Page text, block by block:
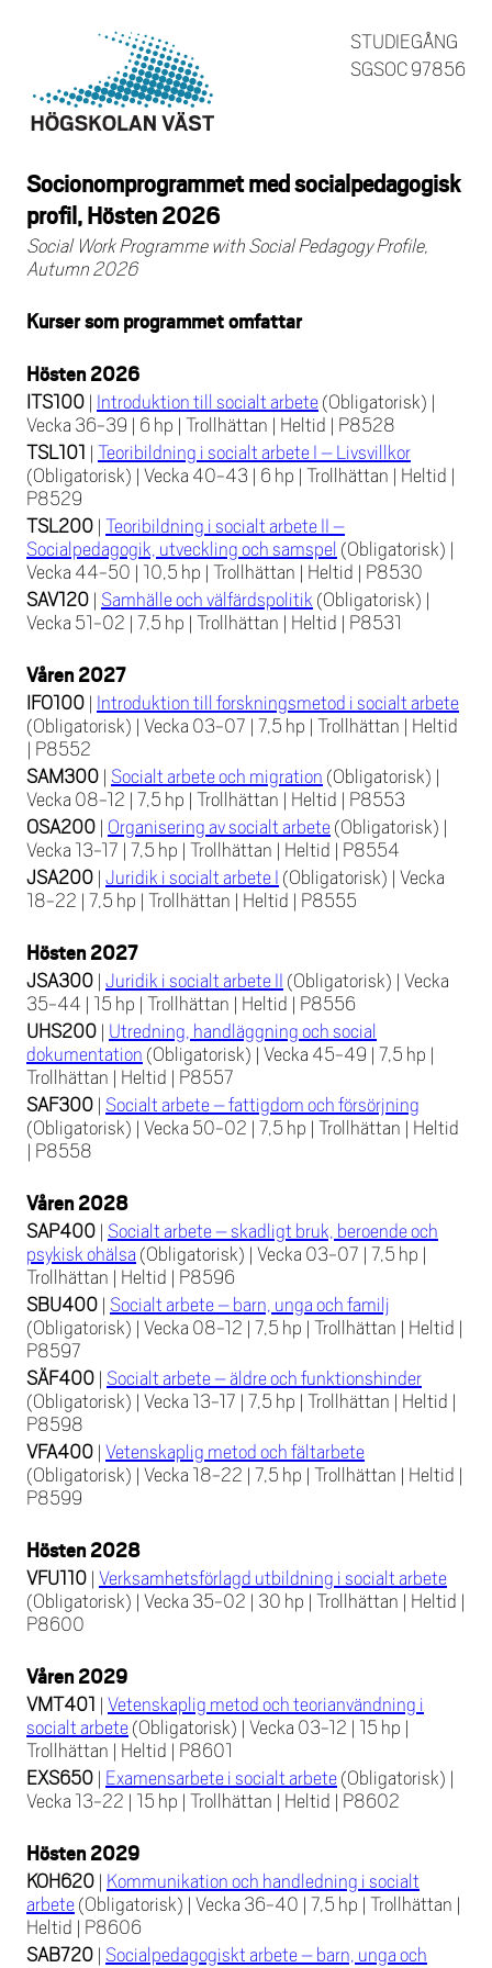
STUDIEGÅNG
SGSOC 97856
Socionomprogrammet med socialpedagogisk
profil, Hösten 2026
Social Work Programme with Social Pedagogy Profile,
Autumn 2026
Kurser som programmet omfattar
Hösten 2026
ITS100 | Introduktion till socialt arbete (Obligatorisk) |
Vecka 36-39 | 6 hp | Trollhättan | Heltid | P8528
TSL101 | Teoribildning i socialt arbete I – Livsvillkor
(Obligatorisk) | Vecka 40-43 | 6 hp | Trollhättan | Heltid |
P8529
TSL200 | Teoribildning i socialt arbete II –
Socialpedagogik, utveckling och samspel (Obligatorisk) |
Vecka 44-50 | 10,5 hp | Trollhättan | Heltid | P8530
SAV120 | Samhälle och välfärdspolitik (Obligatorisk) |
Vecka 51-02 | 7,5 hp | Trollhättan | Heltid | P8531
Våren 2027
IFO100 | Introduktion till forskningsmetod i socialt arbete
(Obligatorisk) | Vecka 03-07 | 7,5 hp | Trollhättan | Heltid
| P8552
SAM300 | Socialt arbete och migration (Obligatorisk) |
Vecka 08-12 | 7,5 hp | Trollhättan | Heltid | P8553
OSA200 | Organisering av socialt arbete (Obligatorisk) |
Vecka 13-17 | 7,5 hp | Trollhättan | Heltid | P8554
JSA200 | Juridik i socialt arbete I (Obligatorisk) | Vecka
18-22 | 7,5 hp | Trollhättan | Heltid | P8555
Hösten 2027
JSA300 | Juridik i socialt arbete II (Obligatorisk) | Vecka
35-44 | 15 hp | Trollhättan | Heltid | P8556
UHS200 | Utredning, handläggning och social
dokumentation (Obligatorisk) | Vecka 45-49 | 7,5 hp |
Trollhättan | Heltid | P8557
SAF300 | Socialt arbete – fattigdom och försörjning
(Obligatorisk) | Vecka 50-02 | 7,5 hp | Trollhättan | Heltid
| P8558
Våren 2028
SAP400 | Socialt arbete – skadligt bruk, beroende och
psykisk ohälsa (Obligatorisk) | Vecka 03-07 | 7,5 hp |
Trollhättan | Heltid | P8596
SBU400 | Socialt arbete – barn, unga och familj
(Obligatorisk) | Vecka 08-12 | 7,5 hp | Trollhättan | Heltid |
P8597
SÄF400 | Socialt arbete – äldre och funktionshinder
(Obligatorisk) | Vecka 13-17 | 7,5 hp | Trollhättan | Heltid |
P8598
VFA400 | Vetenskaplig metod och fältarbete
(Obligatorisk) | Vecka 18-22 | 7,5 hp | Trollhättan | Heltid |
P8599
Hösten 2028
VFU110 | Verksamhetsförlagd utbildning i socialt arbete
(Obligatorisk) | Vecka 35-02 | 30 hp | Trollhättan | Heltid |
P8600
Våren 2029
VMT401 | Vetenskaplig metod och teorianvändning i
socialt arbete (Obligatorisk) | Vecka 03-12 | 15 hp |
Trollhättan | Heltid | P8601
EXS650 | Examensarbete i socialt arbete (Obligatorisk) |
Vecka 13-22 | 15 hp | Trollhättan | Heltid | P8602
Hösten 2029
KOH620 | Kommunikation och handledning i socialt
arbete (Obligatorisk) | Vecka 36-40 | 7,5 hp | Trollhättan |
Heltid | P8606
SAB720 | Socialpedagogiskt arbete – barn, unga och